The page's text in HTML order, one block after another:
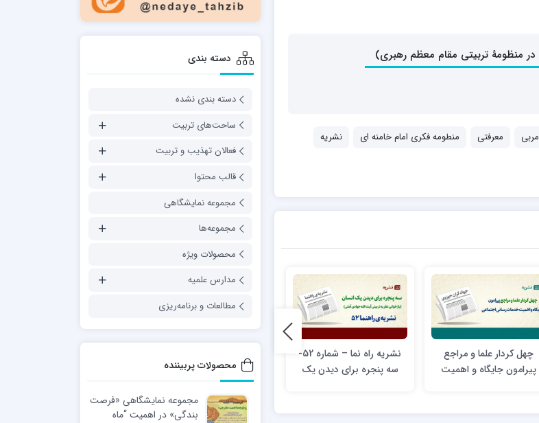
مربی معرفتی منطومه فکری امام خامنه ای
نشریه
چهل کردار علما و مراجع
پیرامون جایگاه و اهمیت
نشریه راه نما – شماره 52-
سه پنجره برای دیدن یک
لطفا مراقب باشید، این
حرف‌ها شکستنی‌است (دربارۀ
درست سخن گفتن)
دسته بندی
دسته بندی نشده
ساحت‌های تربیت
فعالان تهذیب و تربیت
قالب محتوا
مجموعه نمایشگاهی
مجموعه‌ها
محصولات ویژه
مدارس علمیه
مطالعات و برنامه‌ریزی
محصولات پربیننده
مجموعه نمایشگاهی «فرصت
بندگی» در اهمیت “ماه